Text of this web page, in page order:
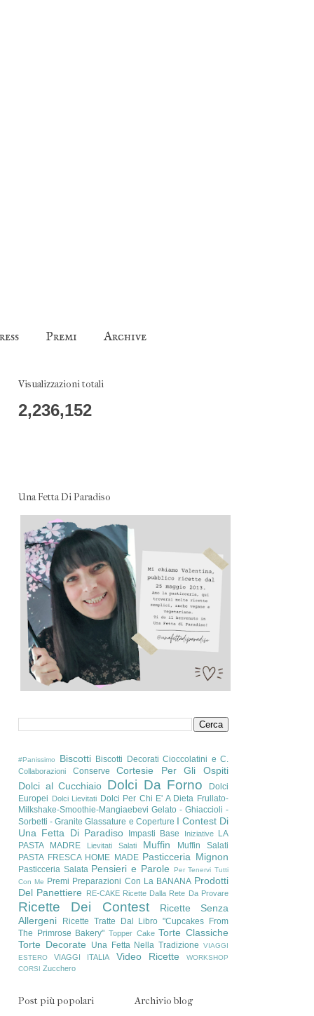
Premi Archive
Visualizzazioni totali
2,236,152
Una Fetta Di Paradiso
#Panissimo Biscotti Biscotti Decorati Cioccolatini e C.
Collaborazioni Conserve
Cortesie Per Gli Ospiti
Dolci al Cucchiaio Dolci Da Forno
Dolci
Europei Dolci Lievitati Dolci Per Chi E' A Dieta Frullato-
Milkshake-Smoothie-Mangiaebevi Gelato - Ghiaccioli -
Sorbetti - Granite Glassature e Coperture I Contest Di
Una Fetta Di Paradiso Impasti Base Iniziative
LA
PASTA MADRE
Lievitati Salati Muffin
Muffin Salati
PASTA FRESCA HOME MADE Pasticceria Mignon
Pasticceria Salata Pensieri e Parole
Per Tenervi Tutti
Con Me Premi Preparazioni Con La BANANA Prodotti
Del Panettiere
RE-CAKE Ricette Dalla Rete Da Provare
Ricette Dei Contest
Ricette Senza
Allergeni
Ricette Tratte Dal Libro "Cupcakes From
The Primrose Bakery" Topper Cake Torte Classiche
Torte Decorate
Una Fetta Nella Tradizione
VIAGGI
ESTERO
VIAGGI ITALIA Video Ricette
WORKSHOP
CORSI Zucchero
Post più popolari Archivio blog